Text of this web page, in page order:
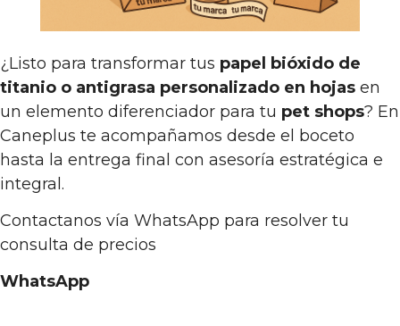
¿Listo para transformar tus papel bióxido de
titanio o antigrasa personalizado en hojas en
un elemento diferenciador para tu pet shops? En
Caneplus te acompañamos desde el boceto
hasta la entrega final con asesoría estratégica e
integral.
Contactanos vía WhatsApp para resolver tu
consulta de precios
WhatsApp